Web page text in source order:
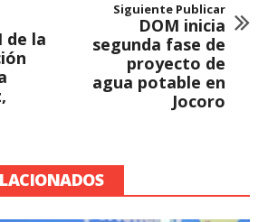
de la
Siguiente Publicar
DOM inicia
segunda fase de
proyecto de
agua potable en
Jocoro